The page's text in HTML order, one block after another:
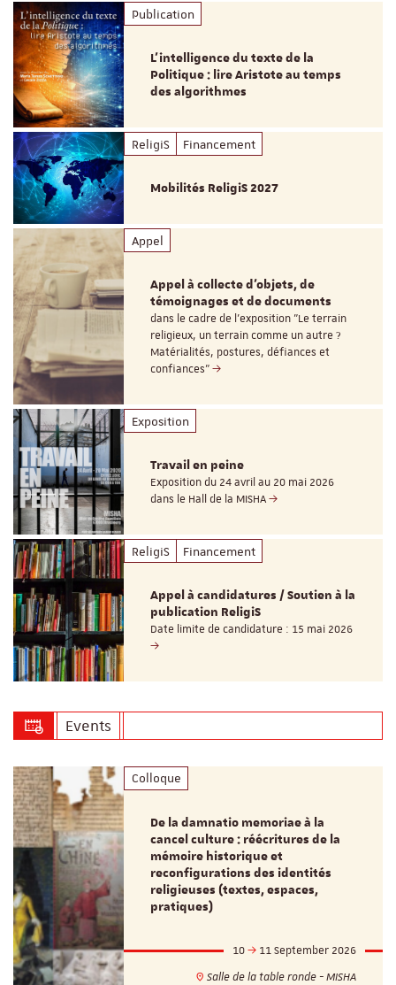
Publication
L’intelligence du texte de la
Politique : lire Aristote au temps
des algorithmes
ReligiS Financement
Mobilités ReligiS 2027
Appel
Appel à collecte d'objets, de
témoignages et de documents
dans le cadre de l'exposition "Le terrain
religieux, un terrain comme un autre ?
Matérialités, postures, défiances et
confiances"
Exposition
Travail en peine
Exposition du 24 avril au 20 mai 2026
dans le Hall de la MISHA
ReligiS Financement
Appel à candidatures / Soutien à la
publication ReligiS
Date limite de candidature : 15 mai 2026
Events
Colloque
De la damnatio memoriae à la
cancel culture : réécritures de la
mémoire historique et
reconfigurations des identités
religieuses (textes, espaces,
pratiques)
10
11 September 2026
Salle de la table ronde - MISHA